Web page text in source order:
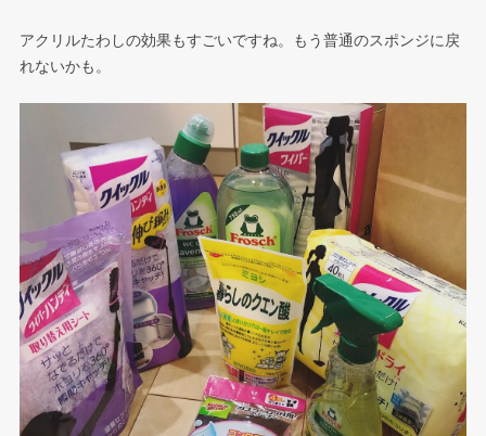
アクリルたわしの効果もすごいですね。もう普通のスポンジに戻
れないかも。